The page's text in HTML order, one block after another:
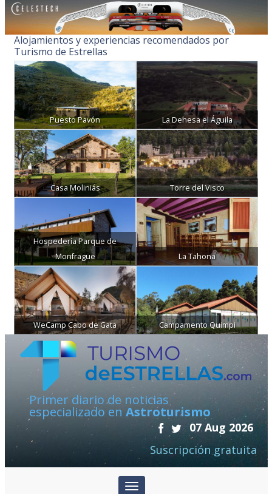
Alojamientos y experiencias recomendados por
Turismo de Estrellas
Puesto Pavón La Dehesa el Águila
Casa Moliniás Torre del Visco
Hospedería Parque de
Monfragüe
La Tahona
WeCamp Cabo de Gata Campamento Quimpi
Primer diario de noticias
especializado en Astroturismo
07 Aug 2026
Suscripción gratuita